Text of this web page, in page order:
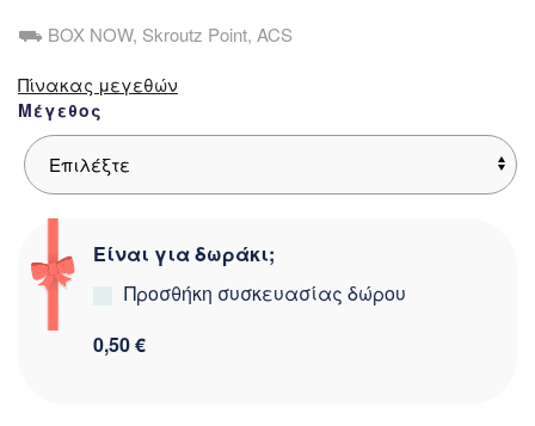
20,00 €.
⛟ BOX NOW, Skroutz Point, ACS
Πίνακας μεγεθών
Μέγεθος
Είναι για δωράκι;
Προσθήκη συσκευασίας δώρου
0,50 €